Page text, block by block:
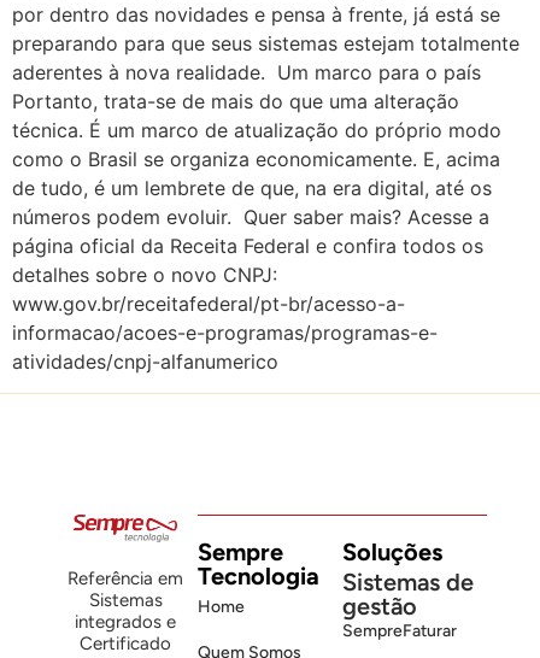
por dentro das novidades e pensa à frente, já está se
preparando para que seus sistemas estejam totalmente
aderentes à nova realidade. Um marco para o país
Portanto, trata-se de mais do que uma alteração
técnica. É um marco de atualização do próprio modo
como o Brasil se organiza economicamente. E, acima
de tudo, é um lembrete de que, na era digital, até os
números podem evoluir. Quer saber mais? Acesse a
página oficial da Receita Federal e confira todos os
detalhes sobre o novo CNPJ:
www.gov.br/receitafederal/pt-br/acesso-a-
informacao/acoes-e-programas/programas-e-
atividades/cnpj-alfanumerico
Referência em
Sistemas
integrados e
Certificado
Sempre
Tecnologia
Home
Quem Somos
Soluções
Sistemas de
gestão
SempreFaturar